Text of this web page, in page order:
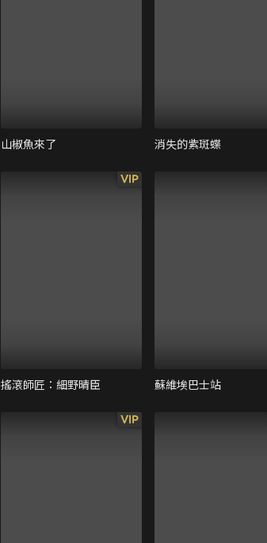
山椒魚來了 消失的紫斑蝶
VIP
搖滾師匠：細野晴臣 蘇維埃巴士站
VIP